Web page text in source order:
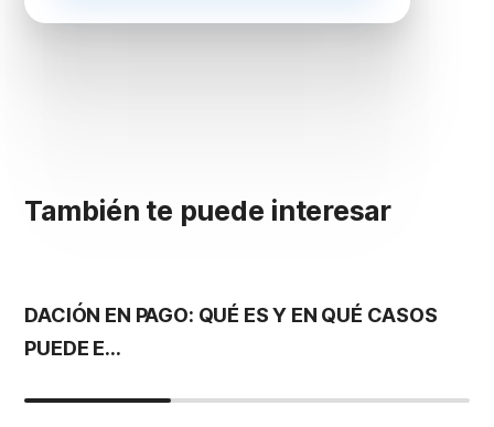
También te puede interesar
DACIÓN EN PAGO: QUÉ ES Y EN QUÉ CASOS
PUEDE E...